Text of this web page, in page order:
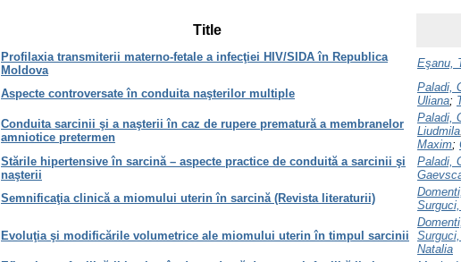
Title
Profilaxia transmiterii materno-fetale a infecţiei HIV/SIDA în Republica
Moldova
Eşanu,
Aspecte controversate în conduita naşterilor multiple Paladi,
Uliana;
Conduita sarcinii şi a naşterii în caz de rupere prematură a membranelor
amniotice pretermen
Paladi,
Liudmila
Maxim;
Stările hipertensive în sarcină – aspecte practice de conduită a sarcinii şi
naşterii
Paladi,
Semnificaţia clinică a miomului uterin în sarcină (Revista literaturii)
Evoluţia şi modificările volumetrice ale miomului uterin în timpul sarcinii
Natalia